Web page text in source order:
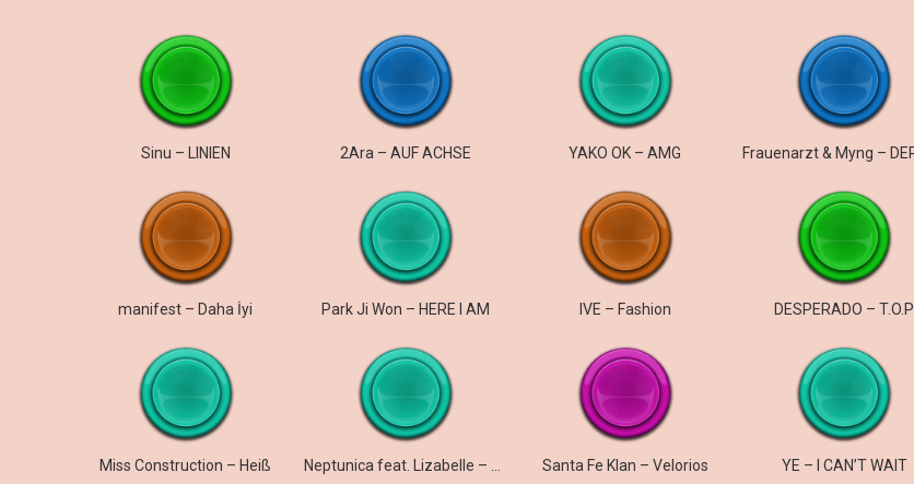
Sinu – LINIEN 2Ara – AUF ACHSE YAKO OK – AMG
manifest – Daha İyi Park Ji Won – HERE I AM IVE – Fashion DESPERADO – T.O.P
Miss Construction – Heiß Santa Fe Klan – Velorios YE – I CAN’T WAIT